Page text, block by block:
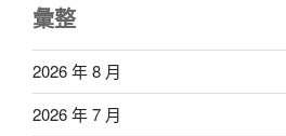
彙整
2026 年 8 月
2026 年 7 月